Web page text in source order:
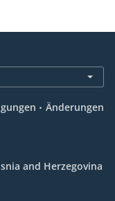
. Änderungen
and Herzegovina